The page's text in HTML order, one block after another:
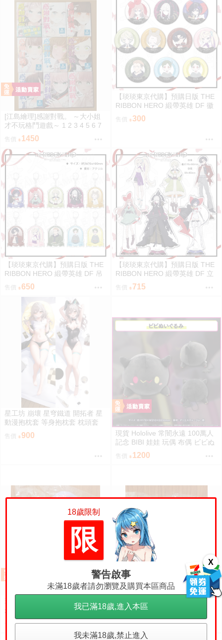
X
[江島繪理]感謝對戰。 ～大小姐
才不玩格鬥遊戲～ 1 2 3 4 5 6 7
8 9 首刷 平裝
1450
【琰琰東京代購】預購日版 THE
RIBBON HERO 緞帶英雄 DF 徽
章 藍寶石 帕茵 天鵝絨 吉露可
300
【琰琰東京代購】預購日版 THE
RIBBON HERO 緞帶英雄 DF 吊
飾 藍寶石 帕茵 天鵝絨 吉露可
售價 650
【琰琰東京代購】預購日版 THE
RIBBON HERO 緞帶英雄 DF 立
牌 藍寶石 帕茵 天鵝絨 吉露可
售價 715
星工坊 崩壞 星穹鐵道 開拓者 星
動漫抱枕套 等身抱枕套 枕頭套
900
現貨 Hololive 常闇永遠 100萬人
記念 BIBI 娃娃 玩偶 布偶 ビビぬ
いぐるみ 常闇トワ 100万人記念
100萬
1200
現貨 Hololive 常闇永遠 誕生日記
念2024 LIVE衣裝 娃娃 玩偶 布偶
常闇トワ トワ様ぬいぐるみ BY
售價 1400
現貨 Hololive 星街彗星 誕生日&
活動6周年記念 小娃娃 玩偶 布偶
吊飾 星街すいせい おでかけすい
售價 1100
18歲限制
限
警告啟事
未滿18歲者請勿瀏覽及購買本區商品
我已滿18歲,進入本區
我未滿18歲,禁止進入